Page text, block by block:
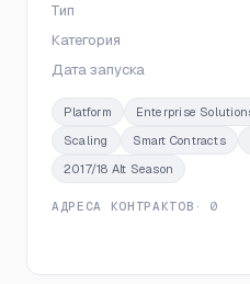
Тип
Категория
Дата запуска
Platform Enterprise
Scaling
Smart Contracts
2017/18 Alt Season
АДРЕСА КОНТРАКТОВ · 0